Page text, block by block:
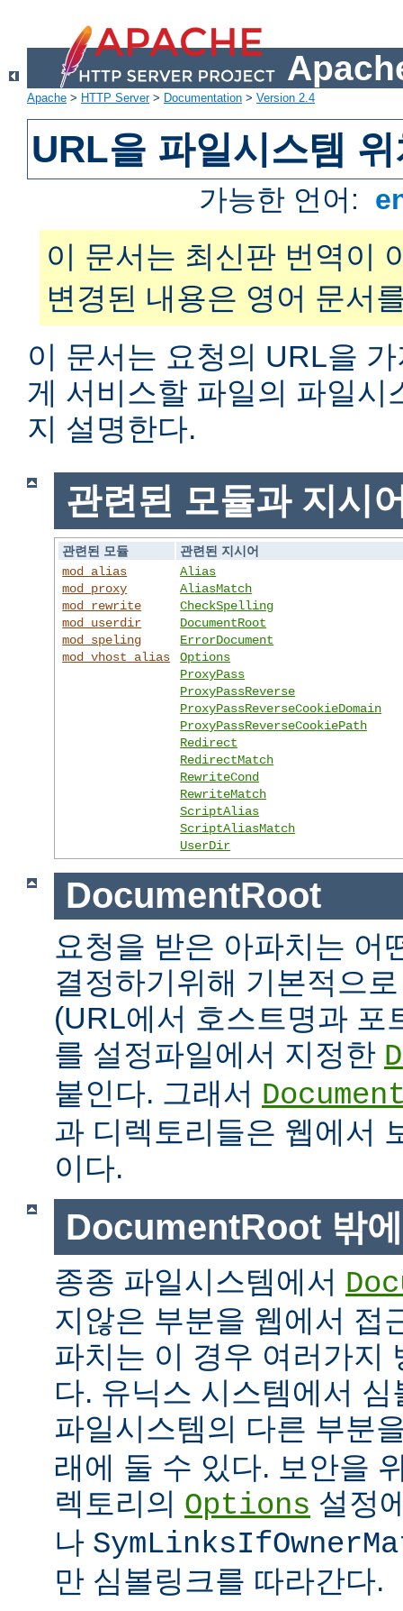
Apache > HTTP Server> Documentation > Version 2.4
URL을 파일시스템
가능한 언어:
이 문서는 최신판 번역이
변경된 내용은 영어 문서
이 문서는 요청의 URL을
게 서비스할 파일의 파일시
지 설명한다.
관련된 모듈과 지시
관련된 모듈
관련된 지시어
mod_alias
mod_proxy
mod_rewrite
mod_userdir
mod_speling
mod_vhost_alias
Alias
AliasMatch
CheckSpelling
DocumentRoot
ErrorDocument
Options
ProxyPass
ProxyPassReverse
ProxyPassReverseCookieDomain
ProxyPassReverseCookiePath
Redirect
RedirectMatch
RewriteCond
RewriteMatch
ScriptAlias
ScriptAliasMatch
UserDir
DocumentRoot
요청을 받은 아파치는 어
결정하기위해 기본적으
(URL에서 호스트명과 포
를 설정파일에서 지정한
붙인다. 그래서
과 디렉토리들은 웹에서
이다.
DocumentRoot 밖
종종 파일시스템에서
지않은 부분을 웹에서 접
파치는 이 경우 여러가지
다. 유닉스 시스템에서
파일시스템의 다른 부분
래에 둘 수 있다. 보안을
렉토리의 Options 설정
나
만 심볼링크를 따라간다.